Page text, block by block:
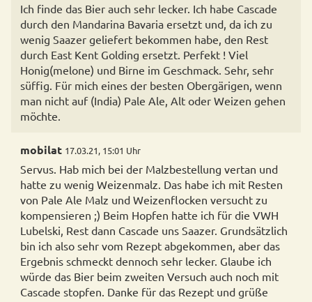
Ich finde das Bier auch sehr lecker. Ich habe Cascade
durch den Mandarina Bavaria ersetzt und, da ich zu
wenig Saazer geliefert bekommen habe, den Rest
durch East Kent Golding ersetzt. Perfekt ! Viel
Honig(melone) und Birne im Geschmack. Sehr, sehr
süffig. Für mich eines der besten Obergärigen, wenn
man nicht auf (India) Pale Ale, Alt oder Weizen gehen
möchte.
mobilat 17.03.21, 15:01 Uhr
Servus. Hab mich bei der Malzbestellung vertan und
hatte zu wenig Weizenmalz. Das habe ich mit Resten
von Pale Ale Malz und Weizenflocken versucht zu
kompensieren ;) Beim Hopfen hatte ich für die VWH
Lubelski, Rest dann Cascade uns Saazer. Grundsätzlich
bin ich also sehr vom Rezept abgekommen, aber das
Ergebnis schmeckt dennoch sehr lecker. Glaube ich
würde das Bier beim zweiten Versuch auch noch mit
Cascade stopfen. Danke für das Rezept und grüße